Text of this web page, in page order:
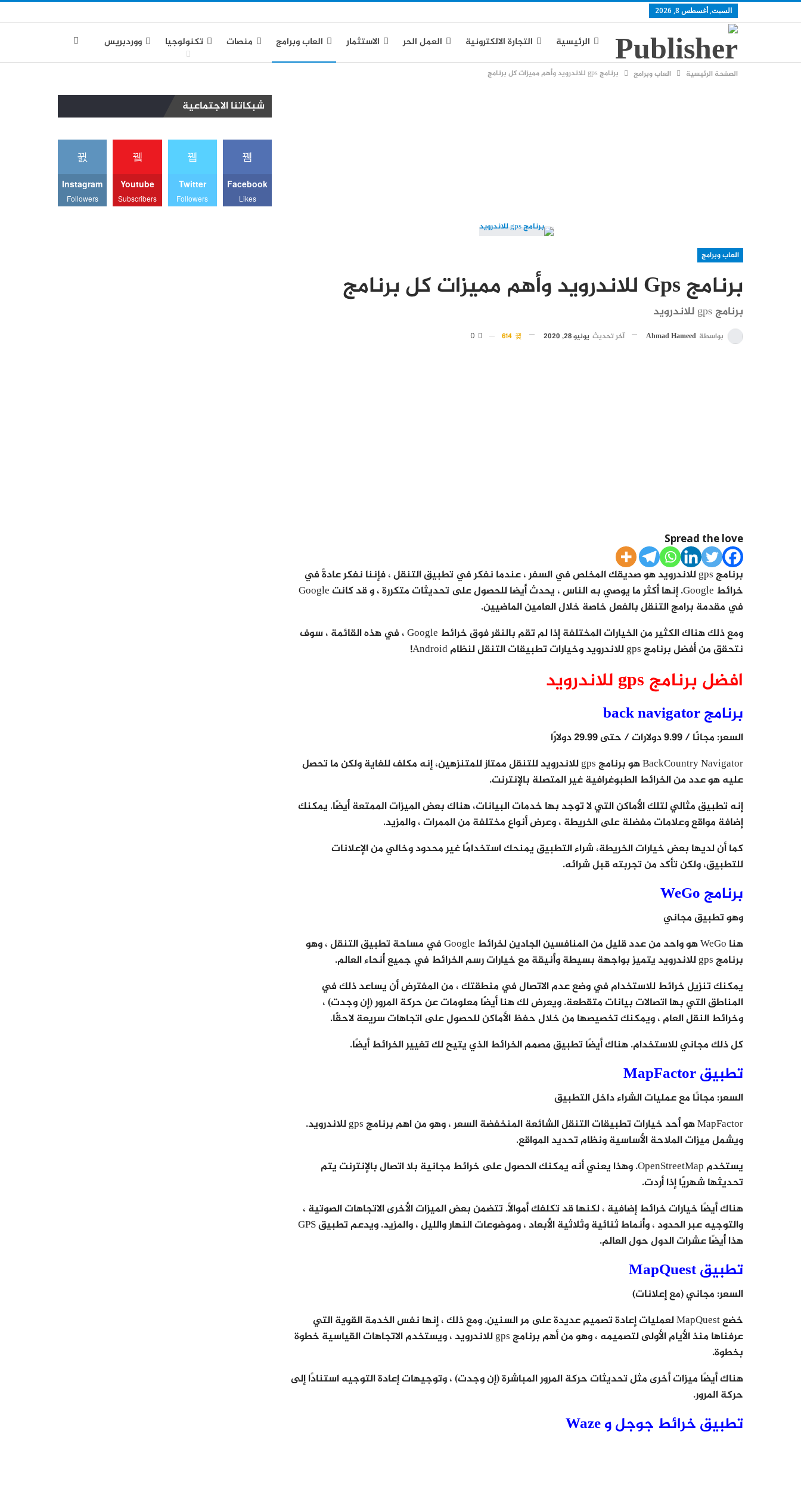
السبت, أغسطس 8, 2026
الرئيسية التجارة الالكترونية العمل الحر الاستثمار العاب وبرامج منصات تكنولوجيا ووردبريس
يوتيوب سياسة الخصوصية الصفحة الرئيسية العاب وبرامج برنامج gps للاندرويد وأهم مميزات كل برنامج
العاب وبرامج
برنامج Gps للاندرويد وأهم مميزات كل برنامج
برنامج gps للاندرويد
بواسطة Ahmad Hameed آخر تحديث يونيو 28, 2020
Spread the love
برنامج gps للاندرويد هو صديقك المخلص في السفر ، عندما نفكر في تطبيق التنقل ، فإننا نفكر عادةً في
خرائط Google. إنها أكثر ما يوصي به الناس ، يحدث أيضا للحصول على تحديثات متكررة ، و قد كانت Google
في مقدمة برامج التنقل بالفعل خاصة خلال العامين الماضيين.
ومع ذلك هناك الكثير من الخيارات المختلفة إذا لم تقم بالنقر فوق خرائط Google ، في هذه القائمة ، سوف
نتحقق من أفضل برنامج gps للاندرويد وخيارات تطبيقات التنقل لنظام Android!
افضل برنامج gps للاندرويد
برنامج back navigator
السعر: مجانًا / 9.99 دولارات / حتى 29.99 دولارًا
BackCountry Navigator هو برنامج gps للاندرويد للتنقل ممتاز للمتنزهين، إنه مكلف للغاية ولكن ما تحصل
عليه هو عدد من الخرائط الطبوغرافية غير المتصلة بالإنترنت.
إنه تطبيق مثالي لتلك الأماكن التي لا توجد بها خدمات البيانات، هناك بعض الميزات الممتعة أيضًا. يمكنك
إضافة مواقع وعلامات مفضلة على الخريطة ، وعرض أنواع مختلفة من الممرات ، والمزيد.
كما أن لديها بعض خيارات الخريطة، شراء التطبيق يمنحك استخدامًا غير محدود وخالي من الإعلانات
للتطبيق، ولكن تأكد من تجربته قبل شرائه.
برنامج WeGo
وهو تطبيق مجاني
هنا WeGo هو واحد من عدد قليل من المنافسين الجادين لخرائط Google في مساحة تطبيق التنقل ، وهو
برنامج gps للاندرويد يتميز بواجهة بسيطة وأنيقة مع خيارات رسم الخرائط في جميع أنحاء العالم.
يمكنك تنزيل خرائط للاستخدام في وضع عدم الاتصال في منطقتك ، من المفترض أن يساعد ذلك في
المناطق التي بها اتصالات بيانات متقطعة. ويعرض لك هنا أيضًا معلومات عن حركة المرور (إن وجدت) ،
وخرائط النقل العام ، ويمكنك تخصيصها من خلال حفظ الأماكن للحصول على اتجاهات سريعة لاحقًا.
كل ذلك مجاني للاستخدام. هناك أيضًا تطبيق مصمم الخرائط الذي يتيح لك تغيير الخرائط أيضًا.
تطبيق MapFactor
السعر: مجانًا مع عمليات الشراء داخل التطبيق
MapFactor هو أحد خيارات تطبيقات التنقل الشائعة المنخفضة السعر ، وهو من اهم برنامج gps للاندرويد.
ويشمل ميزات الملاحة الأساسية ونظام تحديد المواقع.
يستخدم OpenStreetMap. وهذا يعني أنه يمكنك الحصول على خرائط مجانية بلا اتصال بالإنترنت يتم
تحديثها شهريًا إذا أردت.
هناك أيضًا خيارات خرائط إضافية ، لكنها قد تكلفك أموالًا. تتضمن بعض الميزات الأخرى الاتجاهات الصوتية ،
والتوجيه عبر الحدود ، وأنماط ثنائية وثلاثية الأبعاد ، وموضوعات النهار والليل ، والمزيد. ويدعم تطبيق GPS
هذا أيضًا عشرات الدول حول العالم.
تطبيق MapQuest
السعر: مجاني (مع إعلانات)
خضع MapQuest لعمليات إعادة تصميم عديدة على مر السنين. ومع ذلك ، إنها نفس الخدمة القوية التي
عرفناها منذ الأيام الأولى لتصميمه ، وهو من أهم برنامج gps للاندرويد ، ويستخدم الاتجاهات القياسية خطوة
بخطوة.
هناك أيضًا ميزات أخرى مثل تحديثات حركة المرور المباشرة (إن وجدت) ، وتوجيهات إعادة التوجيه استنادًا إلى
حركة المرور.
تطبيق خرائط جوجل و Waze
شبكاتنا الاجتماعية
Facebook
Likes
Twitter
Followers
Youtube
Subscribers
Instagram
Followers